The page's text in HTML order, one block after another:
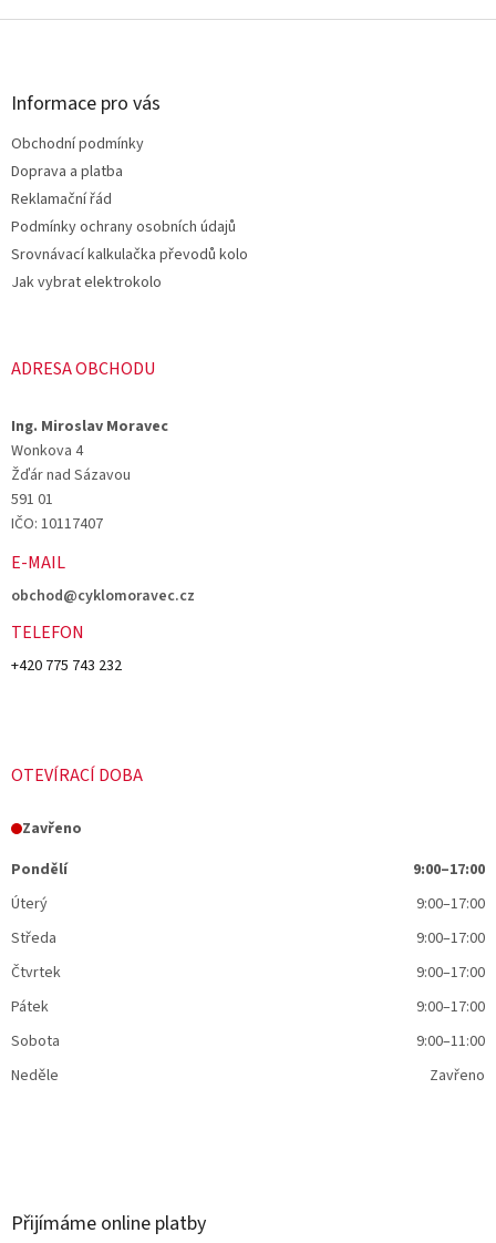
l
v
Z
Informace pro vás
Obchodní podmínky
Doprava a platba
Reklamační řád
Podmínky ochrany osobních údajů
Srovnávací kalkulačka převodů kolo
Jak vybrat elektrokolo
ADRESA OBCHODU
Ing. Miroslav Moravec
Wonkova 4
Žďár nad Sázavou
591 01
IČO: 10117407
E-MAIL
obchod@cyklomoravec.cz
TELEFON
+420 775 743 232
OTEVÍRACÍ DOBA
Zavřeno
Pondělí
9:00–17:00
Úterý
9:00–17:00
Středa
9:00–17:00
Čtvrtek
9:00–17:00
Pátek
9:00–17:00
Sobota
9:00–11:00
Neděle
Zavřeno
Přijímáme online platby